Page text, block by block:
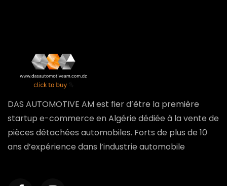
DAS AUTOMOTIVE AM est fier d’être la première
startup e-commerce en Algérie dédiée à la vente de
pièces détachées automobiles. Forts de plus de 10
ans d’expérience dans l’industrie automobile